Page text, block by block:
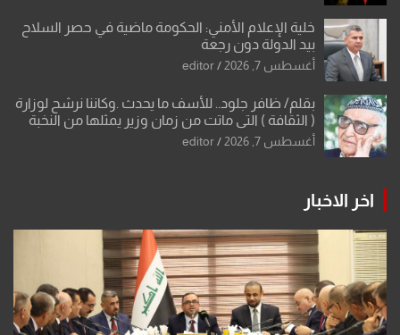
خلية الإعلام الأمني: الحكومة ماضية في حصر السلاح
بيد الدولة دون رجعة
أغسطس 7, 2026 editor
بقلم/ ظافر جلود.. للأسف ما يحدث .وكاننا نرشح لوزارة
( الثقافة ) التي ماتت من زمان وزير يمثلها من النخبة
والإرث العظيم للثقافة العراقية..
أغسطس 7, 2026 editor
اخر الاخبار